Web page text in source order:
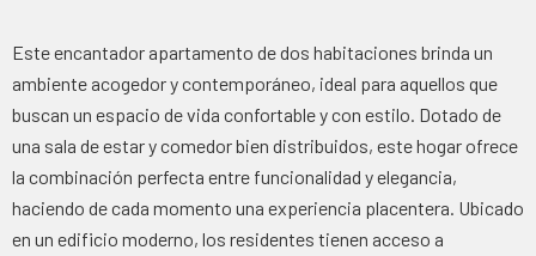
Este encantador apartamento de dos habitaciones brinda un
ambiente acogedor y contemporáneo, ideal para aquellos que
buscan un espacio de vida confortable y con estilo. Dotado de
una sala de estar y comedor bien distribuidos, este hogar ofrece
la combinación perfecta entre funcionalidad y elegancia,
haciendo de cada momento una experiencia placentera. Ubicado
en un edificio moderno, los residentes tienen acceso a